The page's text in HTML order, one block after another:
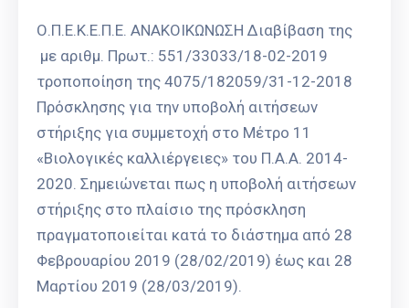
Ο.Π.Ε.Κ.Ε.Π.Ε. ΑΝΑΚΟΙΚΩΝΩΣΗ Διαβίβαση της
με αριθμ. Πρωτ.: 551/33033/18-02-2019
τροποποίηση της 4075/182059/31-12-2018
Πρόσκλησης για την υποβολή αιτήσεων
στήριξης για συμμετοχή στο Μέτρο 11
«Βιολογικές καλλιέργειες» του Π.Α.Α. 2014-
2020. Σημειώνεται πως η υποβολή αιτήσεων
στήριξης στο πλαίσιο της πρόσκληση
πραγματοποιείται κατά το διάστημα από 28
Φεβρουαρίου 2019 (28/02/2019) έως και 28
Μαρτίου 2019 (28/03/2019).